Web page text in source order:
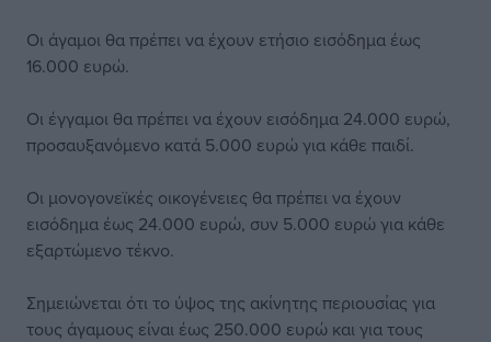
Οι άγαμοι θα πρέπει να έχουν ετήσιο εισόδημα έως
16.000 ευρώ.
Οι έγγαμοι θα πρέπει να έχουν εισόδημα 24.000 ευρώ,
προσαυξανόμενο κατά 5.000 ευρώ για κάθε παιδί.
Οι μονογονεϊκές οικογένειες θα πρέπει να έχουν
εισόδημα έως 24.000 ευρώ, συν 5.000 ευρώ για κάθε
εξαρτώμενο τέκνο.
Σημειώνεται ότι το ύψος της ακίνητης περιουσίας για
τους άγαμους είναι έως 250.000 ευρώ και για τους